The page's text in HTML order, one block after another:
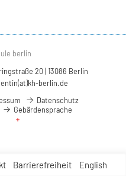
Barrierefreiheit English
berlin
20 | 13086 Berlin
berlin.de
Datenschutz
Gebärdensprache